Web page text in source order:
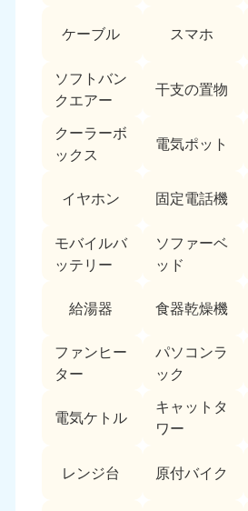
ケーブル スマホ
ソフトバン
クエアー
干支の置物
クーラーボ
ックス
電気ポット
イヤホン 固定電話機
モバイルバ
ッテリー
ソファーベ
ッド
給湯器 食器乾燥機
ファンヒー
ター
パソコンラ
ック
電気ケトル
キャットタ
ワー
レンジ台 原付バイク
長崎県
050-1880-9891
大分県
050-1880-9893
9:00〜19:00 年中無休 9:00
050-1880-9892